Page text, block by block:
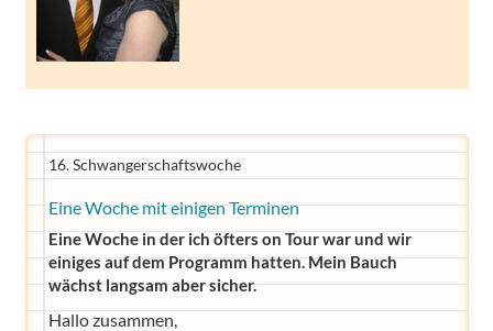
16. Schwangerschaftswoche
Eine Woche mit einigen Terminen
Eine Woche in der ich öfters on Tour war und wir
einiges auf dem Programm hatten. Mein Bauch
wächst langsam aber sicher.
Hallo zusammen,